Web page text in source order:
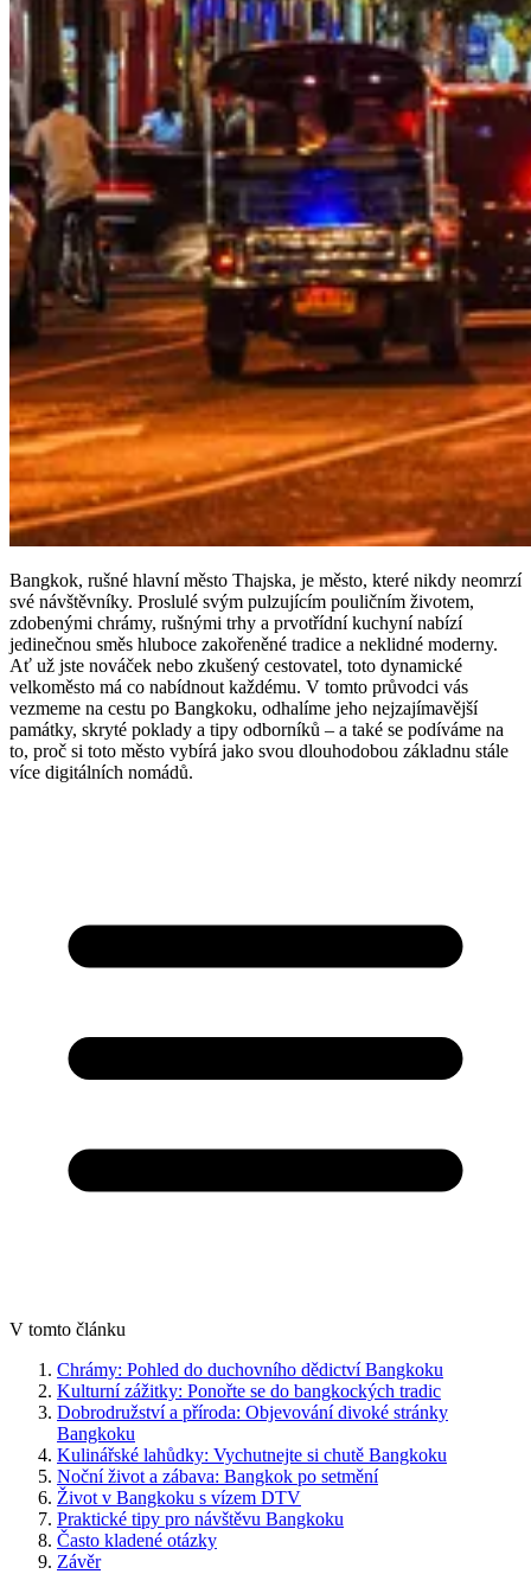
Bangkok, rušné hlavní město Thajska, je město, které nikdy neomrzí
své návštěvníky. Proslulé svým pulzujícím pouličním životem,
zdobenými chrámy, rušnými trhy a prvotřídní kuchyní nabízí
jedinečnou směs hluboce zakořeněné tradice a neklidné moderny.
Ať už jste nováček nebo zkušený cestovatel, toto dynamické
velkoměsto má co nabídnout každému. V tomto průvodci vás
vezmeme na cestu po Bangkoku, odhalíme jeho nejzajímavější
památky, skryté poklady a tipy odborníků – a také se podíváme na
to, proč si toto město vybírá jako svou dlouhodobou základnu stále
více digitálních nomádů.
V tomto článku
Chrámy: Pohled do duchovního dědictví Bangkoku
Kulturní zážitky: Ponořte se do bangkockých tradic
Dobrodružství a příroda: Objevování divoké stránky
Bangkoku
Kulinářské lahůdky: Vychutnejte si chutě Bangkoku
Noční život a zábava: Bangkok po setmění
Život v Bangkoku s vízem DTV
Praktické tipy pro návštěvu Bangkoku
Často kladené otázky
Závěr